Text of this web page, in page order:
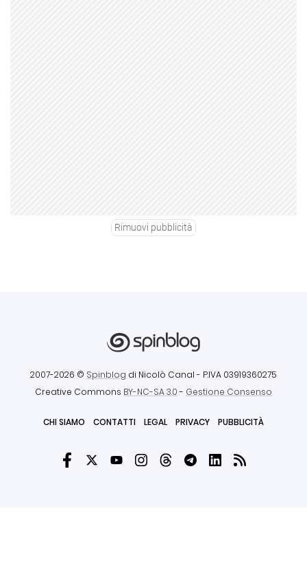
Rimuovi pubblicità
2007-2026 © Spinblog di Nicolò Canal - P.IVA 03919360275
Creative Commons BY-NC-SA 3.0- Gestione Consenso
CHI SIAMO CONTATTI LEGAL PRIVACY PUBBLICITÀ